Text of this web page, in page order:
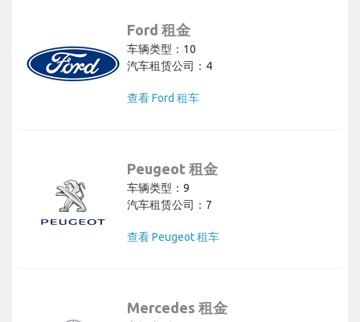
Ford 租金
车辆类型：10
汽车租赁公司：4
查看 Ford 租车
Peugeot 租金
车辆类型：9
汽车租赁公司：7
查看 Peugeot 租车
Mercedes 租金